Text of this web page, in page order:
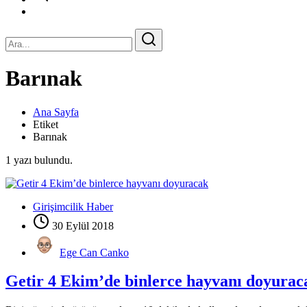
Barınak
Ana Sayfa
Etiket
Barınak
1 yazı bulundu.
Girişimcilik Haber
30 Eylül 2018
Ege Can Canko
Getir 4 Ekim’de binlerce hayvanı